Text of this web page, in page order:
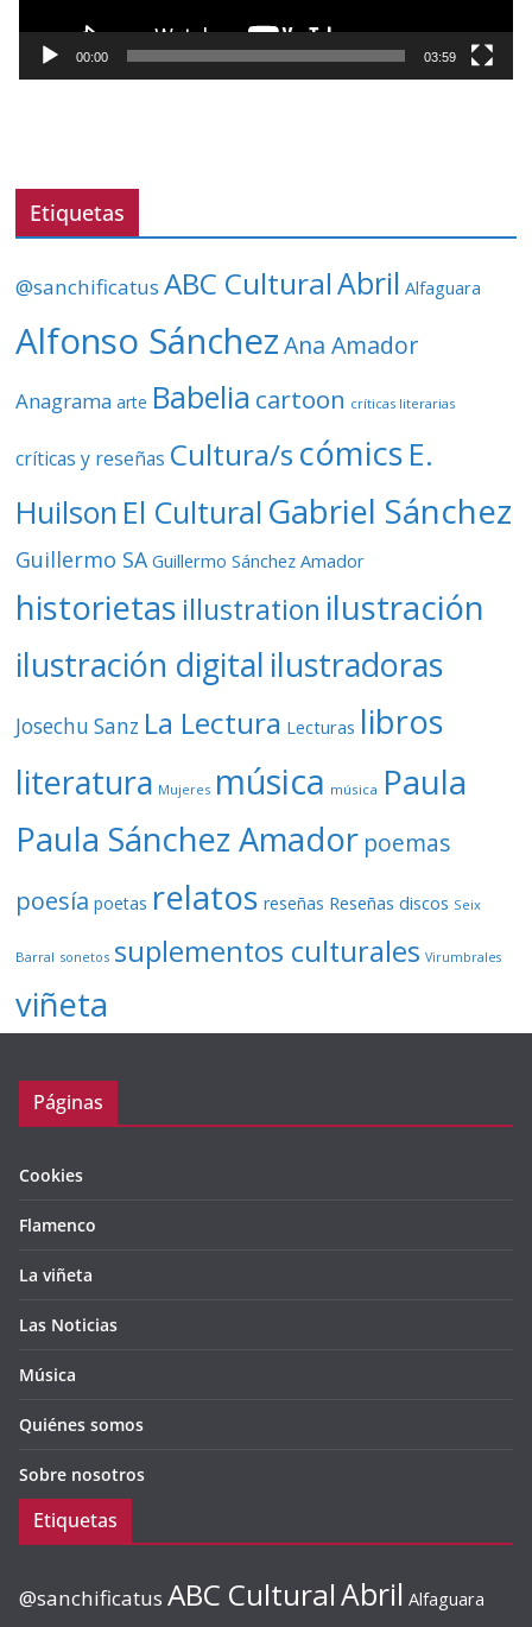
o
í
e
00:00 03:59
Etiquetas
@sanchificatus ABC CulturalAbril Alfaguara
Alfonso Sánchez Ana Amador
Anagrama arte Babelia cartoon críticas literarias
críticas y reseñas Cultura/s cómics E.
Huilson El Cultural Gabriel Sánchez
Guillermo SA Guillermo Sánchez Amador
historietas illustration ilustración
ilustración digital ilustradoras
Josechu Sanz La Lectura Lecturas libros
literatura Mujeres música música Paula
Paula Sánchez Amador poemas
poesía poetas relatos reseñas Reseñas discos Seix
Barral sonetos suplementos culturales Virumbrales
viñeta
Páginas
Cookies
Flamenco
La viñeta
Las Noticias
Música
Quiénes somos
Sobre nosotros
Etiquetas
@sanchificatus ABC CulturalAbril Alfaguara